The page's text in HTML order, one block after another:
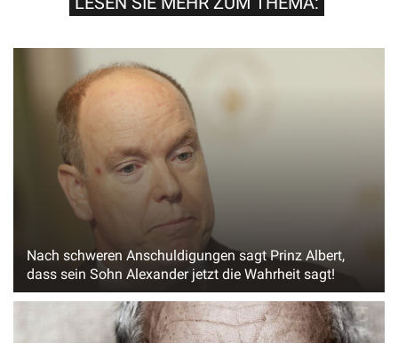
Nach schweren Anschuldigungen sagt Prinz Albert,
dass sein Sohn Alexander jetzt die Wahrheit sagt!